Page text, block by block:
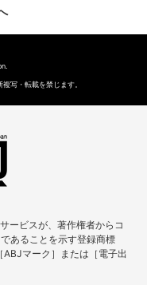
写・転載を禁じます。
ービスが、著作権者からコ
あることを示す登録商標
ABJマーク］または［電子出